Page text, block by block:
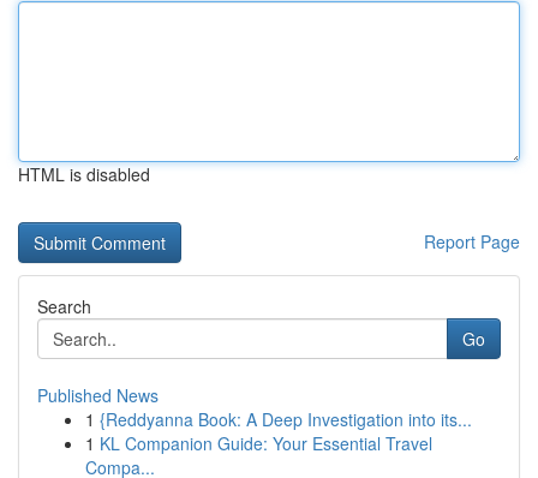
HTML is disabled
Report Page
Search
Go
Published News
1 {Reddyanna Book: A Deep Investigation into its...
1 KL Companion Guide: Your Essential Travel
Compa...